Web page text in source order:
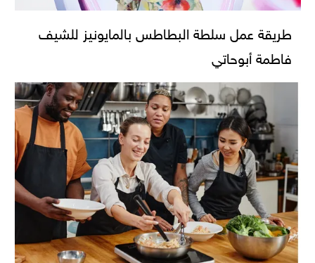
طريقة عمل سلطة البطاطس بالمايونيز للشيف
فاطمة أبوحاتي